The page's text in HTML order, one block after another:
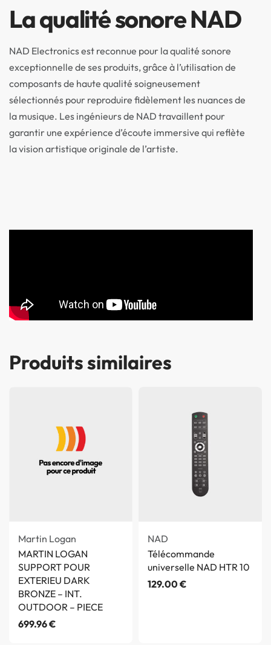
La qualité sonore NAD
NAD Electronics est reconnue pour la qualité sonore
exceptionnelle de ses produits, grâce à l’utilisation de
composants de haute qualité soigneusement
sélectionnés pour reproduire fidèlement les nuances de
la musique. Les ingénieurs de NAD travaillent pour
garantir une expérience d’écoute immersive qui reflète
la vision artistique originale de l’artiste.
Produits similaires
Martin Logan
MARTIN LOGAN
SUPPORT POUR
EXTERIEU DARK
BRONZE – INT.
OUTDOOR – PIECE
699.96€
NAD
Télécommande
universelle NAD HTR 10
129.00€